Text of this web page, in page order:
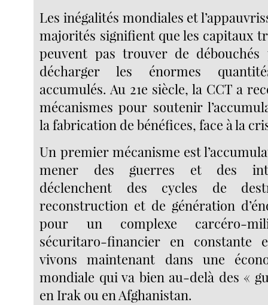
Les inégalités mondiales et
majorités signifient que les capitaux
peuvent pas trouver de
décharger les énormes
accumulés. Au 21e siècle, la CCT a
mécanismes pour soutenir
la fabrication de bénéfices, face à la
Un premier mécanisme est
mener des guerres et des
déclenchent des cycles de
reconstruction et de génération
pour un complexe carcéro-
sécuritaro-financier en constante
vivons maintenant dans une
mondiale qui va bien au-delà des «
en Irak ou en Afghanistan.